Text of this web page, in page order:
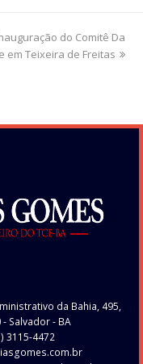
post:
do Comitê Da
em Teixeira de Freitas
da Bahia, 495,
- Salvador - BA
3115-4472